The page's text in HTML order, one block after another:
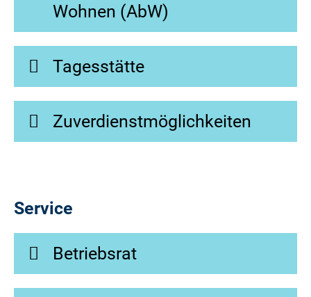
Wohnen (AbW)
Tagesstätte
Zuverdienstmöglichkeiten
Service
Betriebsrat